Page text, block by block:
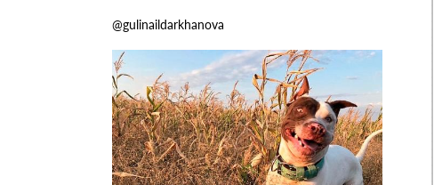
@gulinaildarkhanova